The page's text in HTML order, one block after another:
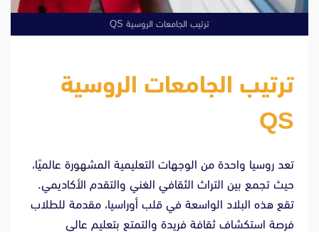
ترتيب الجامعات الروسية QS
ترتيب الجامعات الروسية
QS
تعد روسيا واحدة من الوجهات التعليمية المشهورة عالميًا،
حيث تجمع بين التراث الثقافي الغني والتقدم الأكاديمي.
تقع هذه البلاد الواسعة في قلب أوراسيا، مقدمة للطلاب
فرصة استكشاف ثقافة فريدة والتمتع بتعليم عالي